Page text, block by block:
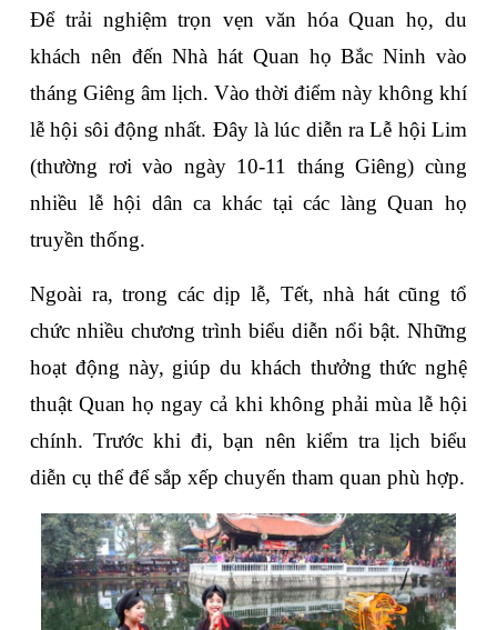
Để trải nghiệm trọn vẹn văn hóa Quan họ, du
khách nên đến Nhà hát Quan họ Bắc Ninh vào
tháng Giêng âm lịch. Vào thời điểm này không khí
lễ hội sôi động nhất. Đây là lúc diễn ra Lễ hội Lim
(thường rơi vào ngày 10-11 tháng Giêng) cùng
nhiều lễ hội dân ca khác tại các làng Quan họ
truyền thống.
Ngoài ra, trong các dịp lễ, Tết, nhà hát cũng tổ
chức nhiều chương trình biểu diễn nổi bật. Những
hoạt động này, giúp du khách thưởng thức nghệ
thuật Quan họ ngay cả khi không phải mùa lễ hội
chính. Trước khi đi, bạn nên kiểm tra lịch biểu
diễn cụ thể để sắp xếp chuyến tham quan phù hợp.